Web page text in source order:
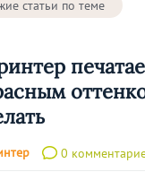
статьи по теме
0